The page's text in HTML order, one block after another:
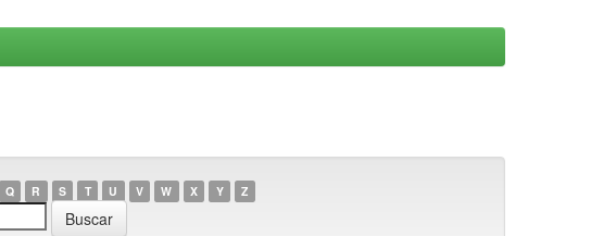
Q R S T U V W X Y Z